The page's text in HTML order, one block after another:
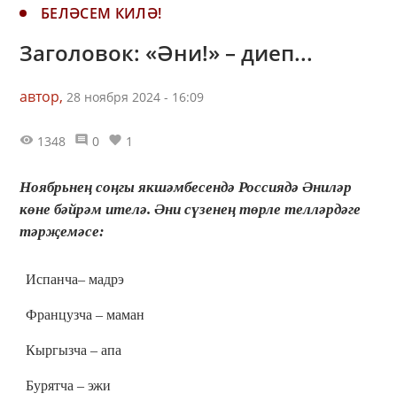
БЕЛӘСЕМ КИЛӘ!
Заголовок: «Әни!» – диеп...
автор, 28 ноября 2024 - 16:09
1348 0 1
Ноябрьнең соңгы якшәмбесендә Россиядә Әниләр
көне бәйрәм ителә. Әни сүзенең төрле телләрдәге
тәрҗемәсе:
Испанча– мадрэ
Французча – маман
Кыргызча – апа
Бурятча – эжи